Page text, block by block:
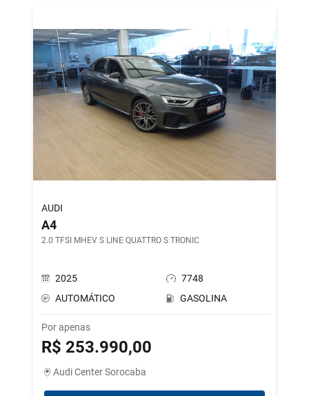
AUDI
A4
2.0 TFSI MHEV S LINE QUATTRO S TRONIC
2025
7748
AUTOMÁTICO
GASOLINA
Por apenas
R$ 253.990,00
Audi Center Sorocaba